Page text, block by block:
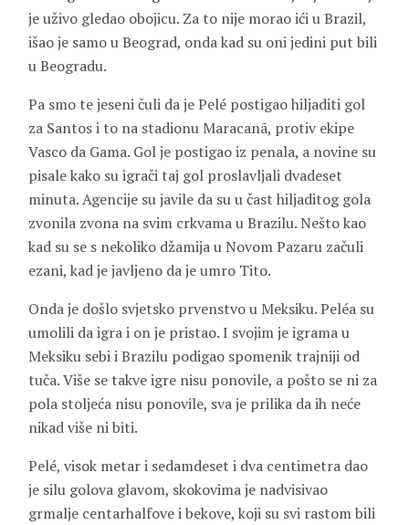
je uživo gledao obojicu. Za to nije morao ići u Brazil,
išao je samo u Beograd, onda kad su oni jedini put bili
u Beogradu.
Pa smo te jeseni čuli da je Pelé postigao hiljaditi gol
za Santos i to na stadionu Maracanã, protiv ekipe
Vasco da Gama. Gol je postigao iz penala, a novine su
pisale kako su igrači taj gol proslavljali dvadeset
minuta. Agencije su javile da su u čast hiljaditog gola
zvonila zvona na svim crkvama u Brazilu. Nešto kao
kad su se s nekoliko džamija u Novom Pazaru začuli
ezani, kad je javljeno da je umro Tito.
Onda je došlo svjetsko prvenstvo u Meksiku. Peléa su
umolili da igra i on je pristao. I svojim je igrama u
Meksiku sebi i Brazilu podigao spomenik trajniji od
tuča. Više se takve igre nisu ponovile, a pošto se ni za
pola stoljeća nisu ponovile, sva je prilika da ih neće
nikad više ni biti.
Pelé, visok metar i sedamdeset i dva centimetra dao
je silu golova glavom, skokovima je nadvisivao
grmalje centarhalfove i bekove, koji su svi rastom bili